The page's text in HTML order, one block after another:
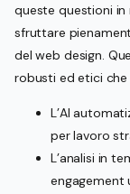
queste questioni
sfruttare
del web design.
robusti ed etici
L’AI
per lavoro
L’analisi in
engagement